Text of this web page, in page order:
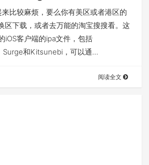
来比较麻烦，要么你有美区或者港区的
区下载，或者去万能的淘宝搜搜看。这
iOS客户端的ipa文件，包括
Surge和Kitsunebi，可以通…
阅读全文